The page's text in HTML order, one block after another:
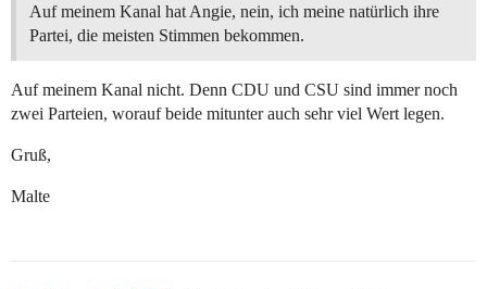
Auf meinem Kanal hat Angie, nein, ich meine natürlich ihre
Partei, die meisten Stimmen bekommen.
Auf meinem Kanal nicht. Denn CDU und CSU sind immer noch
zwei Parteien, worauf beide mitunter auch sehr viel Wert legen.
Gruß,
Malte